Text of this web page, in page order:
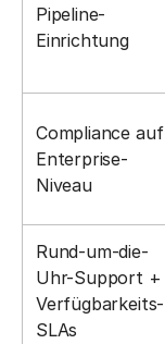
Pipeline-
Einrichtung
Compliance auf
Enterprise-
Niveau
Rund-um-die-
Uhr-Support +
Verfügbarkeits-
SLAs